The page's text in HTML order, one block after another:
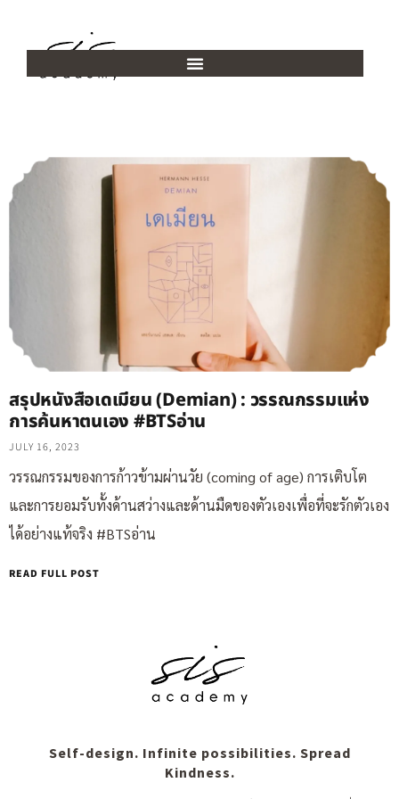
สรุปหนังสือเดเมียน (Demian) : วรรณกรรมแห่ง
การค้นหาตนเอง #BTSอ่าน
JULY 16, 2023
วรรณกรรมของการก้าวข้ามผ่านวัย (coming of age) การเติบโต
และการยอมรับทั้งด้านสว่างและด้านมืดของตัวเองเพื่อที่จะรักตัวเอง
ได้อย่างแท้จริง #BTSอ่าน
READ FULL POST
Self-design. Infinite possibilities. Spread
Kindness.